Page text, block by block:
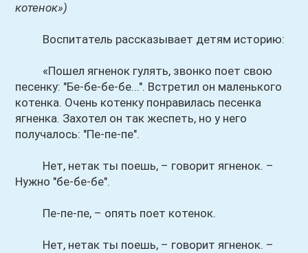
котенок»)
Воспитатель рассказывает детям историю:
«Пошел ягненок гулять, звонко поет свою
песенку: "Бе-бе-бе-бе...". Встретил он маленького
котенка. Очень котенку понравилась песенка
ягненка. Захотел он так жеспеть, но у него
получалось: "Пе-пе-пе".
Нет, нетак ты поешь, – говорит ягненок. –
Нужно "бе-бе-бе".
Пе-пе-пе, – опять поет котенок.
Нет, нетак ты поешь, – говорит ягненок. –